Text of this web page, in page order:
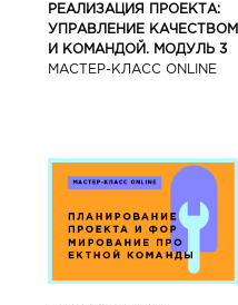
РЕАЛИЗАЦИЯ ПРОЕКТА:
УПРАВЛЕНИЕ КАЧЕСТВОМ
И КОМАНДОЙ. МОДУЛЬ 3
МАСТЕР-КЛАСС ONLINE